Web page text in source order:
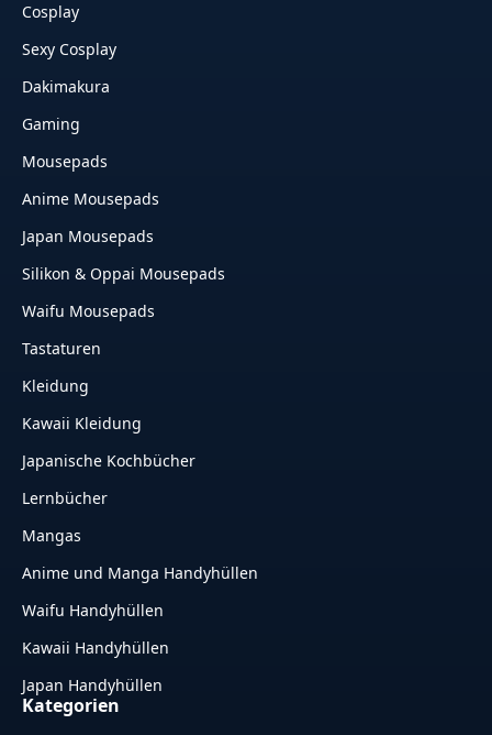
Cosplay
Sexy Cosplay
Dakimakura
Gaming
Mousepads
Anime Mousepads
Japan Mousepads
Silikon & Oppai Mousepads
Waifu Mousepads
Tastaturen
Kleidung
Kawaii Kleidung
Japanische Kochbücher
Lernbücher
Mangas
Anime und Manga Handyhüllen
Waifu Handyhüllen
Kawaii Handyhüllen
Japan Handyhüllen
Kategorien